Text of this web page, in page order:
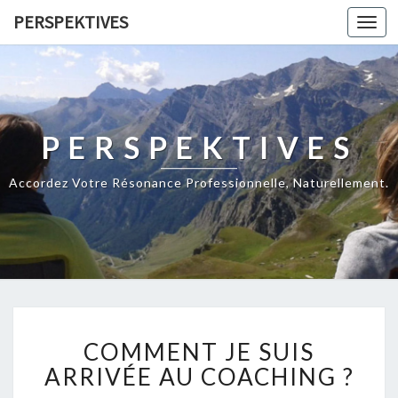
PERSPEKTIVES
PERSPEKTIVES
Accordez Votre Résonance Professionnelle, Naturellement.
M
M
COMMENT JE SUIS
ARRIVÉE AU COACHING ?